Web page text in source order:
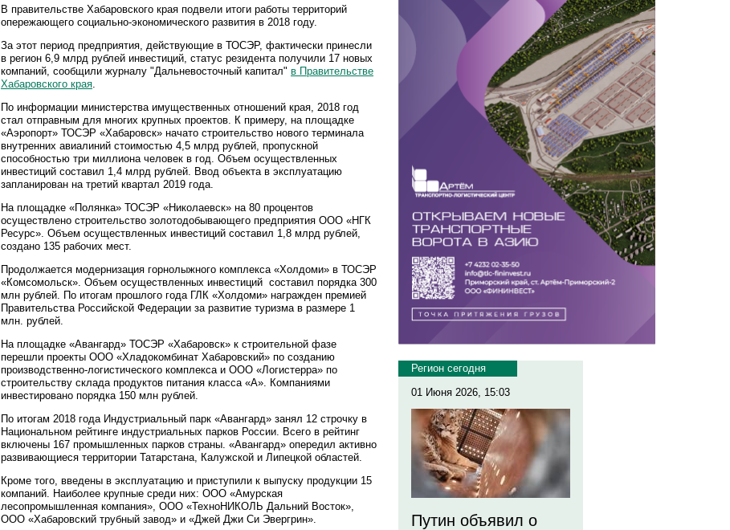
В правительстве Хабаровского края подвели итоги работы территорий
опережающего социально-экономического развития в 2018 году.
За этот период предприятия, действующие в ТОСЭР, фактически принесли
в регион 6,9 млрд рублей инвестиций, статус резидента получили 17 новых
компаний, сообщили журналу "Дальневосточный капитал" в Правительстве
Хабаровского края
По информации министерства имущественных отношений края, 2018 год
стал отправным для многих крупных проектов. К примеру, на площадке
«Аэропорт» ТОСЭР «Хабаровск» начато строительство нового терминала
внутренних авиалиний стоимостью 4,5 млрд рублей, пропускной
способностью три миллиона человек в год. Объем осуществленных
инвестиций составил 1,4 млрд рублей. Ввод объекта в эксплуатацию
запланирован на третий квартал 2019 года.
На площадке «Полянка» ТОСЭР «Николаевск» на 80 процентов
осуществлено строительство золотодобывающего предприятия ООО «НГК
Ресурс». Объем осуществленных инвестиций составил 1,8 млрд рублей,
создано 135 рабочих мест.
Продолжается модернизация горнолыжного комплекса «Холдоми» в ТОСЭР
«Комсомольск». Объем осуществленных инвестиций составил порядка 300
млн рублей. По итогам прошлого года ГЛК «Холдоми» награжден премией
Правительства Российской Федерации за развитие туризма в размере 1
млн. рублей.
На площадке «Авангард» ТОСЭР «Хабаровск» к строительной фазе
перешли проекты ООО «Хладокомбинат Хабаровский» по созданию
производственно-логистического комплекса и ООО «Логистерра» по
строительству склада продуктов питания класса «А». Компаниями
инвестировано порядка 150 млн рублей.
По итогам 2018 года Индустриальный парк «Авангард» занял 12 строчку в
Национальном рейтинге индустриальных парков России. Всего в рейтинг
включены 167 промышленных парков страны. «Авангард» опередил активно
развивающиеся территории Татарстана, Калужской и Липецкой областей.
Кроме того, введены в эксплуатацию и приступили к выпуску продукции 15
компаний. Наиболее крупные среди них: ООО «Амурская
лесопромышленная компания», ООО «ТехноНИКОЛЬ Дальний Восток»,
ООО «Хабаровский трубный завод» и «Джей Джи Си Эвергрин».
Регион сегодня
01 Июня 2026, 15:03
Путин объявил о